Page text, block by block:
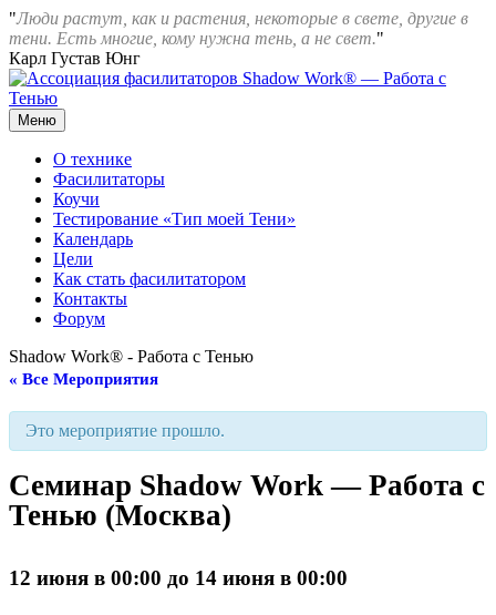
Перейти
к
содержимому
"Люди растут, как и растения, некоторые в свете, другие в
тени. Есть многие, кому нужна тень, а не свет."
Карл Густав Юнг
Ассоциация фасилитаторов Shadow Work® — Работа с Тенью
Меню
О технике
Фасилитаторы
Коучи
Тестирование «Тип моей Тени»
Календарь
Цели
Как стать фасилитатором
Контакты
Форум
Shadow Work® - Работа с Тенью
« Все Мероприятия
Это мероприятие прошло.
Семинар Shadow Work — Работа с
Тенью (Москва)
12 июня в 00:00 до 14 июня в 00:00